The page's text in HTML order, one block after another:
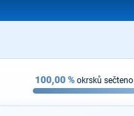
100,00% okrsků sečteno